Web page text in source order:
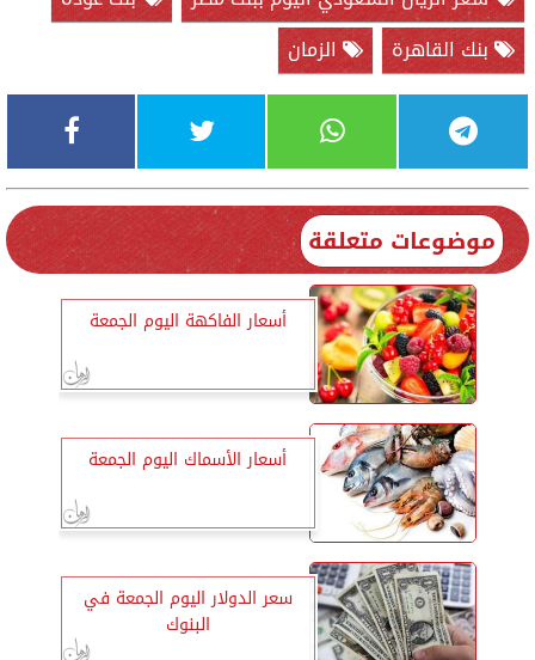
بنك القاهرة
الزمان
موضوعات متعلقة
أسعار الفاكهة اليوم الجمعة
أسعار الأسماك اليوم الجمعة
سعر الدولار اليوم الجمعة في
البنوك